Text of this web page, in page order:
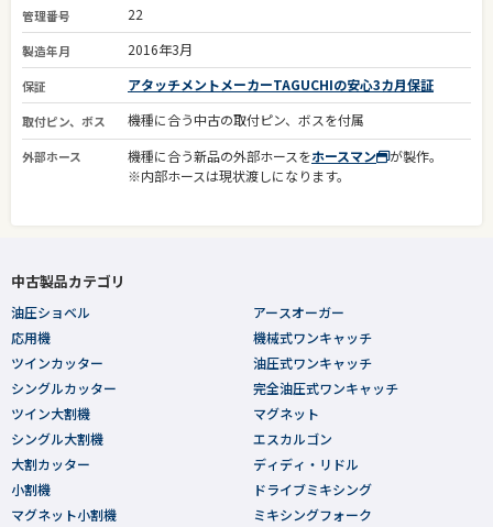
管理番号 22
製造年月 2016年3月
保証 アタッチメントメーカーTAGUCHIの安心3カ月保証
取付ピン、ボス 機種に合う中古の取付ピン、ボスを付属
外部ホース 機種に合う新品の外部ホースをホースマン
が製作。
※内部ホースは現状渡しになります。
中古製品カテゴリ
油圧ショベル
応用機
ツインカッター
シングルカッター
ツイン大割機
シングル大割機
大割カッター
小割機
マグネット小割機
アースオーガー
機械式ワンキャッチ
油圧式ワンキャッチ
完全油圧式ワンキャッチ
マグネット
エスカルゴン
ディディ・リドル
ドライブミキシング
ミキシングフォーク